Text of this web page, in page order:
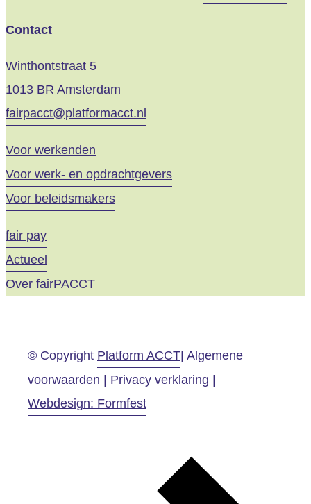
Contact
Winthontstraat 5
1013 BR Amsterdam
fairpacct@platformacct.nl
Voor werkenden
Voor werk- en opdrachtgevers
Voor beleidsmakers
fair pay
Actueel
Over fairPACCT
© Copyright Platform ACCT | Algemene
voorwaarden | Privacy verklaring |
Webdesign: Formfest